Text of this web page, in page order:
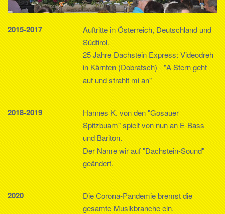
2015-2017
Auftritte in Österreich, Deutschland und
Südtirol.
25 Jahre Dachstein Express: Videodreh
in Kärnten (Dobratsch) - "A Stern geht
auf und strahlt mi an"
2018-2019
Hannes K. von den "Gosauer
Spitzbuam" spielt von nun an E-Bass
und Bariton.
Der Name wir auf "Dachstein-Sound"
geändert.
2020
Die Corona-Pandemie bremst die
gesamte Musikbranche ein.